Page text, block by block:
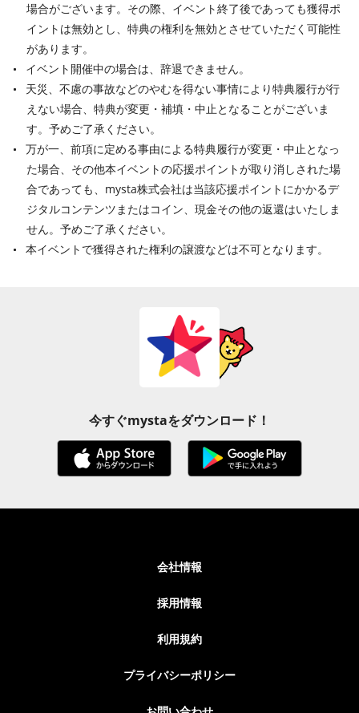
場合がございます。その際、イベント終了後であっても獲得ポ
イントは無効とし、特典の権利を無効とさせていただく可能性
があります。
イベント開催中の場合は、辞退できません。
天災、不慮の事故などのやむを得ない事情により特典履行が行
えない場合、特典が変更・補填・中止となることがございま
す。予めご了承ください。
万が一、前項に定める事由による特典履行が変更・中止となっ
た場合、その他本イベントの応援ポイントが取り消しされた場
合であっても、mysta株式会社は当該応援ポイントにかかるデ
ジタルコンテンツまたはコイン、現金その他の返還はいたしま
せん。予めご了承ください。
本イベントで獲得された権利の譲渡などは不可となります。
今すぐmystaをダウンロード！
会社情報
採用情報
利用規約
プライバシーポリシー